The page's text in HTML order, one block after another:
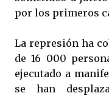
por los primeros
La represión ha
de 16 000
ejecutado a
se han